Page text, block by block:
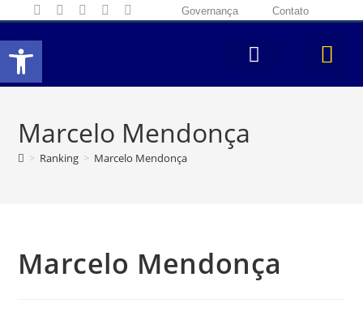
Abrir a barra de ferramentas
Governança Contato
Marcelo Mendonça
> Ranking > Marcelo Mendonça
Marcelo Mendonça